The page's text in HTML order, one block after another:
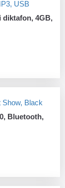
diktafon, 4GB,
Bluetooth,